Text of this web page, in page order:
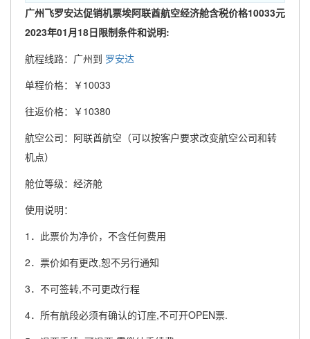
广州飞罗安达促销机票埃阿联酋航空经济舱含税价格10033元
2023年01月18日限制条件和说明:
航程线路：广州到 罗安达
单程价格：￥10033
往返价格：￥10380
航空公司：阿联酋航空（可以按客户要求改变航空公司和转
机点）
舱位等级：经济舱
使用说明：
1．此票价为净价，不含任何费用
2．票价如有更改,恕不另行通知
3．不可签转,不可更改行程
4．所有航段必须有确认的订座,不可开OPEN票.